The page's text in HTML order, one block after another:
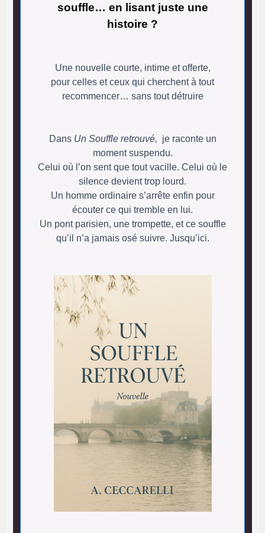
souffle… en lisant juste une
histoire ?
Une nouvelle courte, intime et offerte,
pour celles et ceux qui cherchent à tout
recommencer… sans tout détruire
Dans Un Souffle retrouvé, je raconte un
moment suspendu.
Celui où l’on sent que tout vacille. Celui où le
silence devient trop lourd.
Un homme ordinaire s’arrête enfin pour
écouter ce qui tremble en lui.
Un pont parisien, une trompette, et ce souffle
qu’il n’a jamais osé suivre. Jusqu’ici.